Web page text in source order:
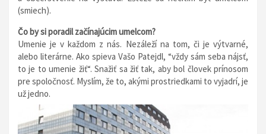
(smiech).
Čo by si poradil začínajúcim umelcom?
Umenie je v každom z nás. Nezáleží na tom, či je výtvarné,
alebo literárne. Ako spieva Vašo Patejdl, “vždy sám seba nájsť,
to je to umenie žiť“. Snažiť sa žiť tak, aby bol človek prínosom
pre spoločnosť. Myslím, že to, akými prostriedkami to vyjadrí, je
už jedno.